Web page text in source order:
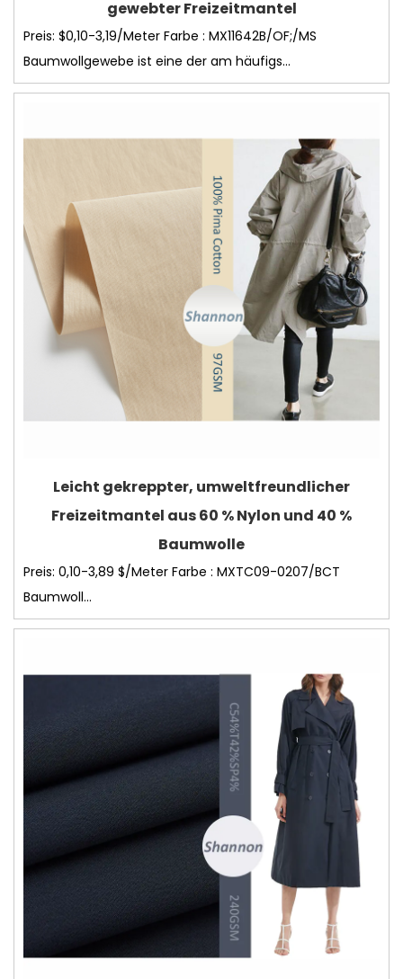
gewebter Freizeitmantel
Preis: $0,10-3,19/Meter Farbe : MX11642B/OF;/MS
Baumwollgewebe ist eine der am häufigs...
Leicht gekreppter, umweltfreundlicher
Freizeitmantel aus 60 % Nylon und 40 %
Baumwolle
Preis: 0,10-3,89 $/Meter Farbe : MXTC09-0207/BCT
Baumwoll...